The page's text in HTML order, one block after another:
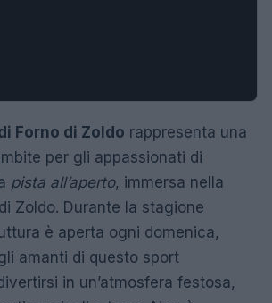
Forno di Zoldo rappresenta una
per gli appassionati di
pista all’aperto, immersa nella
Zoldo. Durante la stagione
è aperta ogni domenica,
amanti di questo sport
in un’atmosfera festosa,